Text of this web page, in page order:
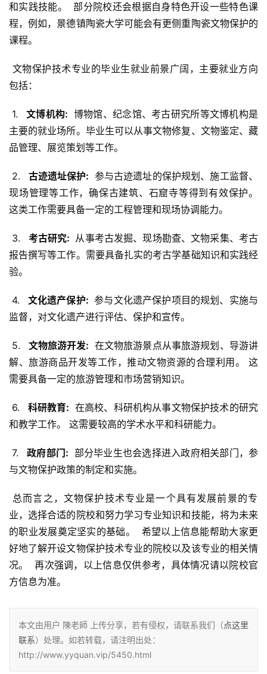
和实践技能。  部分院校还会根据自身特色开设一些特色课
程，例如，景德镇陶瓷大学可能会有更侧重陶瓷文物保护的
课程。
包括：
1.
  文博机构:
博物馆、纪念馆、考古研究所等文博机构是
主要的就业场所。毕业生可以从事文物修复、文物鉴定、藏
品管理、展览策划等工作。
2.
  古迹遗址保护:
参与古迹遗址的保护规划、施工监督、
现场管理等工作，确保古建筑、石窟寺等得到有效保护。
这类工作需要具备一定的工程管理和现场协调能力。
3.
  考古研究:
从事考古发掘、现场勘查、文物采集、考古
报告撰写等工作。需要具备扎实的考古学基础知识和实践经
验。
4.
  文化遗产保护:
参与文化遗产保护项目的规划、实施与
监督，对文化遗产进行评估、保护和宣传。
5.
  文物旅游开发:
在文物旅游景点从事旅游规划、导游讲
解、旅游商品开发等工作，推动文物资源的合理利用。 这
需要具备一定的旅游管理和市场营销知识。
6.
  科研教育:
在高校、科研机构从事文物保护技术的研究
和教学工作。 这需要较高的学术水平和科研能力。
7.
  政府部门:
部分毕业生也会选择进入政府相关部门，参
与文物保护政策的制定和实施。
业，选择合适的院校和努力学习专业知识和技能，将为未来
的职业发展奠定坚实的基础。  希望以上信息能帮助大家更
好地了解开设文物保护技术专业的院校以及该专业的相关情
况。  再次强调，以上信息仅供参考，具体情况请以院校官
方信息为准。
本文由用户 陳老師 上传分享，若有侵权，请联系我们（点这里
联系）处理。如若转载，请注明出处：
http://www.yyquan.vip/5450.html